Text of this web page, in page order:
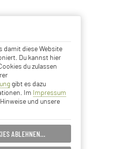
damit diese Website
Du kannst hier
du zulassen
gibt es dazu
Im Impressum
und unsere
ABLEHNEN…
Essentielle Cookies
Advertising Cookies
SPEICHERN…